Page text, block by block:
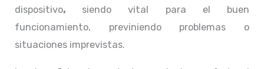
dispositivo, siendo vital para el buen
funcionamiento, previniendo problemas o
situaciones imprevistas.